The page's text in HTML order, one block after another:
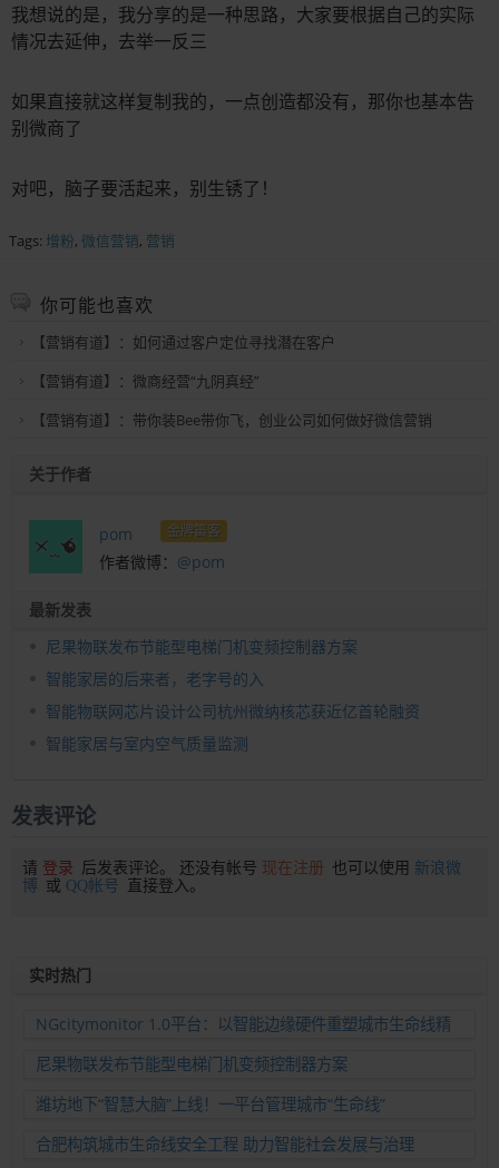
我想说的是，我分享的是一种思路，大家要根据自己的实际
情况去延伸，去举一反三
如果直接就这样复制我的，一点创造都没有，那你也基本告
别微商了
对吧，脑子要活起来，别生锈了！
Tags: 增粉, 微信营销, 营销
你可能也喜欢
【营销有道】：如何通过客户定位寻找潜在客户
【营销有道】：微商经营“九阴真经”
【营销有道】：带你装Bee带你飞，创业公司如何做好微信营销
关于作者
pom 金牌笛客
作者微博： @pom
最新发表
尼果物联发布节能型电梯门机变频控制器方案
智能家居的后来者，老字号的入
智能物联网芯片设计公司杭州微纳核芯获近亿首轮融资
智能家居与室内空气质量监测
发表评论
请 登录 后发表评论。 还没有帐号 现在注册 也可以使用 新浪微
博 或 QQ帐号 直接登入。
实时热门
NGcitymonitor 1.0平台：以智能边缘硬件重塑城市生命线精
尼果物联发布节能型电梯门机变频控制器方案
潍坊地下“智慧大脑”上线！一平台管理城市“生命线”
合肥构筑城市生命线安全工程 助力智能社会发展与治理